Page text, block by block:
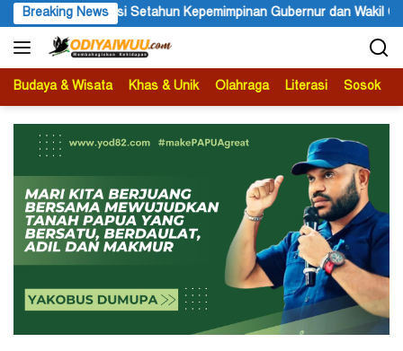
Langsung
ke
konten
Breaking News
dan Wakil Gubernur Papua Pegunungan PBB
Budaya & Wisata Khas & Unik Olahraga Literasi Sosok